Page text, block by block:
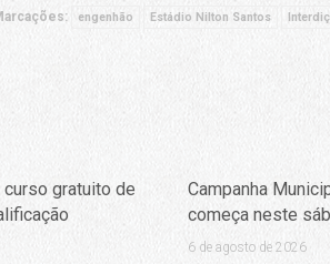
engenhão Estádio Nilton Santos
curso gratuito de
Campanha
começa neste
6 de agosto de 2026